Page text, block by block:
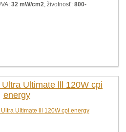
32 mW/cm2, životnosť: 800-
Ultimate lll 120W cpi
energy